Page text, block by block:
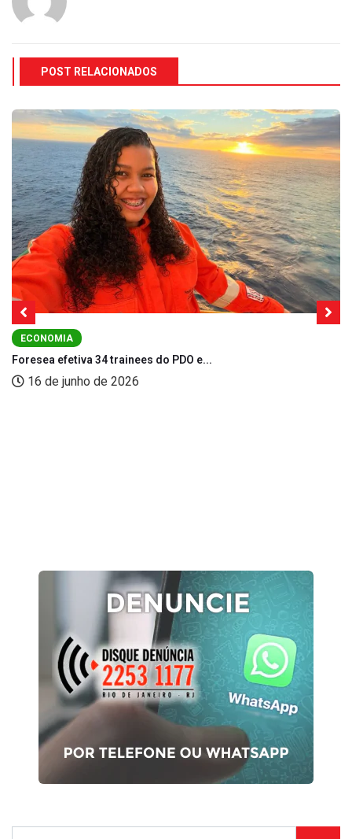
POST RELACIONADOS
ECONOMIA
Foresea efetiva 34 trainees do PDO e...
16 de junho de 2026